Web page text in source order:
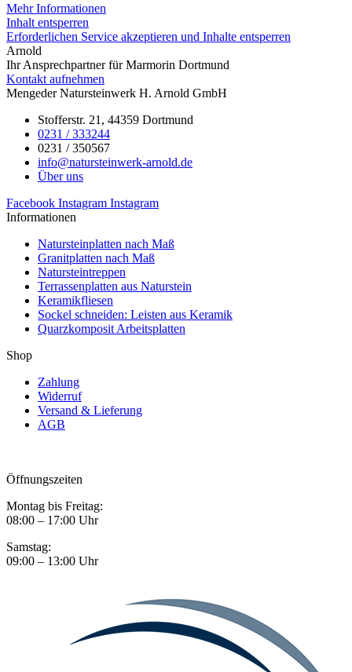
Mehr Informationen
Inhalt entsperren
Erforderlichen Service akzeptieren und Inhalte entsperren
Arnold
Ihr Ansprechpartner für Marmorin Dortmund
Kontakt aufnehmen
Mengeder Natursteinwerk H. Arnold GmbH
Stofferstr. 21, 44359 Dortmund
0231 / 333244
0231 / 350567
info@natursteinwerk-arnold.de
Über uns
Facebook Instagram Instagram
Informationen
Natursteinplatten nach Maß
Granitplatten nach Maß
Natursteintreppen
Terrassenplatten aus Naturstein
Keramikfliesen
Sockel schneiden: Leisten aus Keramik
Quarzkomposit Arbeitsplatten
Shop
Zahlung
Widerruf
Versand & Lieferung
AGB
Öffnungszeiten
Montag bis Freitag:
08:00 – 17:00 Uhr
Samstag:
09:00 – 13:00 Uhr